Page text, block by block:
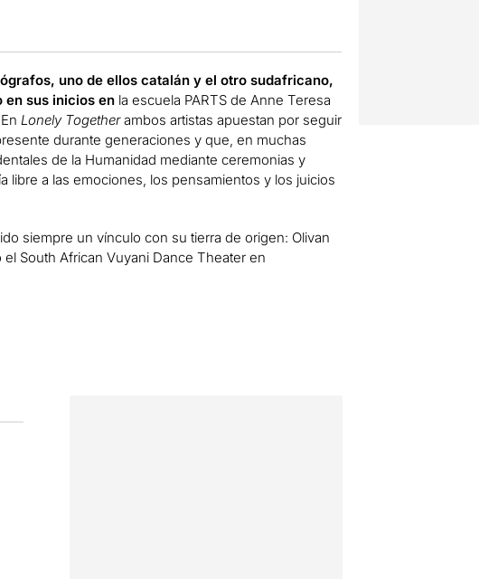
uno de ellos catalán y el otro sudafricano,
en sus inicios enla escuela PARTS de Anne Teresa
Lonely Togetherambos artistas apuestan por seguir
durante generaciones y que, en muchas
de la Humanidad mediante ceremonias y
libre a las emociones, los pensamientos y los juicios
siempre un vínculo con su tierra de origen: Olivan
South African Vuyani Dance Theater en